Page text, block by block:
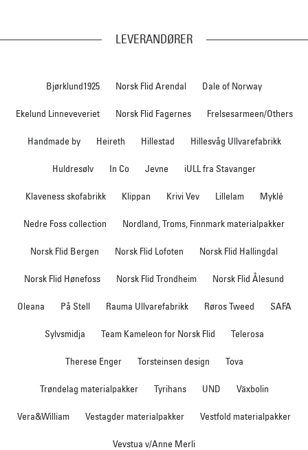
LEVERANDØRER
Bjørklund1925 Norsk Flid Arendal Dale of Norway
Ekelund Linneveveriet Norsk Flid Fagernes Frelsesarmeen/Others
Handmade by Heireth Hillestad Hillesvåg Ullvarefabrikk
Huldresølv In Co Jevne iULL fra Stavanger
Klaveness skofabrikk Klippan Krivi Vev Lillelam Myklé
Nedre Foss collection Nordland, Troms, Finnmark materialpakker
Norsk Flid Bergen Norsk Flid Lofoten Norsk Flid Hallingdal
Norsk Flid Hønefoss Norsk Flid Trondheim Norsk Flid Ålesund
Oleana På Stell Rauma Ullvarefabrikk Røros Tweed SAFA
Sylvsmidja Team Kameleon for Norsk Flid Telerosa
Therese Enger Torsteinsen design Tova
Trøndelag materialpakker Tyrihans UND Växbolin
Vera&William Vestagder materialpakker Vestfold materialpakker
Vevstua v/Anne Merli